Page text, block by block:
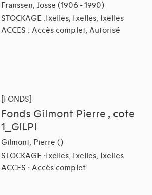
Franssen, Josse (1906 - 1990)
STOCKAGE :Ixelles, Ixelles, Ixelles
ACCES : Accès complet, Autorisé
[FONDS]
Fonds Gilmont Pierre , cote
1_GILPI
Gilmont, Pierre ()
STOCKAGE :Ixelles, Ixelles, Ixelles
ACCES : Accès complet